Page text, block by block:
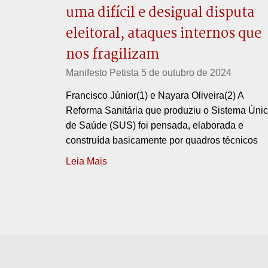
uma difícil e desigual disputa
eleitoral, ataques internos que
nos fragilizam
Manifesto Petista 5 de outubro de 2024
Francisco Júnior(1) e Nayara Oliveira(2) A
Reforma Sanitária que produziu o Sistema
de Saúde (SUS) foi pensada, elaborada e
construída basicamente por quadros técnicos
Leia Mais